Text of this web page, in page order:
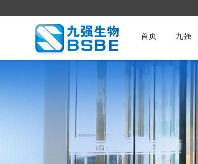
首页 九强